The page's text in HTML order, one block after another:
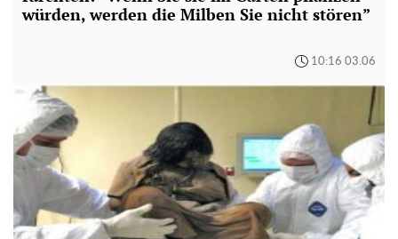
würden, werden die Milben Sie nicht stören”
10:16 03.06